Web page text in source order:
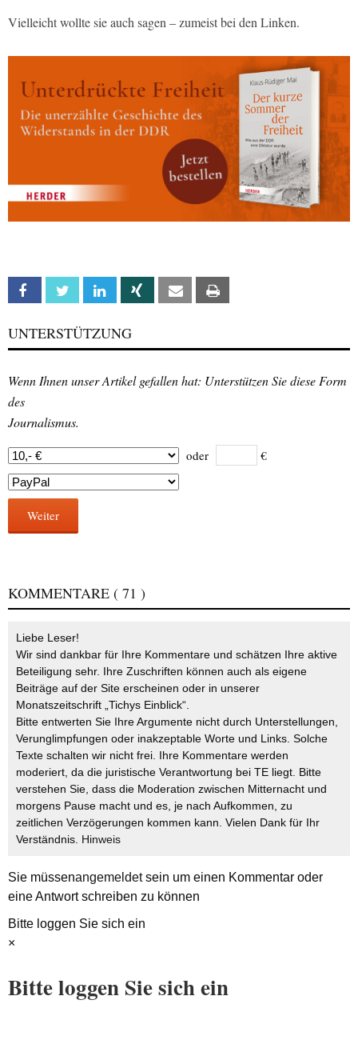
Vielleicht wollte sie auch sagen – zumeist bei den Linken.
Facebook Twitter Linkedin Xing Email
UNTERSTÜTZUNG
Wenn Ihnen unser Artikel gefallen hat: Unterstützen Sie diese Form
des
Journalismus.
oder €
Weiter
KOMMENTARE ( 71 )
Liebe Leser!
Wir sind dankbar für Ihre Kommentare und schätzen Ihre aktive
Beteiligung sehr. Ihre Zuschriften können auch als eigene
Beiträge auf der Site erscheinen oder in unserer
Monatszeitschrift „Tichys Einblick“.
Bitte entwerten Sie Ihre Argumente nicht durch Unterstellungen,
Verunglimpfungen oder inakzeptable Worte und Links. Solche
Texte schalten wir nicht frei. Ihre Kommentare werden
moderiert, da die juristische Verantwortung bei TE liegt. Bitte
verstehen Sie, dass die Moderation zwischen Mitternacht und
morgens Pause macht und es, je nach Aufkommen, zu
zeitlichen Verzögerungen kommen kann. Vielen Dank für Ihr
Verständnis. Hinweis
Sie müssenangemeldetsein um einen Kommentar oder
eine Antwort schreiben zu können
Bitte loggen Sie sich ein
×
Bitte loggen Sie sich ein